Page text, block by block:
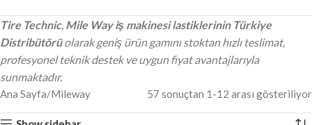
Tire Technic, Mile Way iş makinesi lastiklerinin Türkiye
Distribütörüolarak geniş ürün gamını stoktan hızlı teslimat,
profesyonel teknik destek ve uygun fiyat avantajlarıyla
sunmaktadır.
Ana Sayfa Mileway 57 sonuçtan 1-12 arası gösteriliyor